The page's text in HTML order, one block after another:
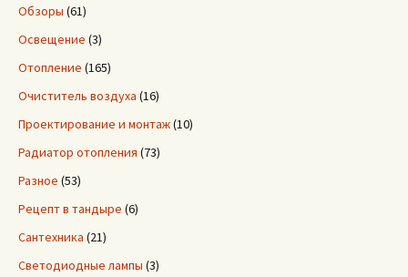
Обзоры (61)
Освещение (3)
Отопление (165)
Очиститель воздуха (16)
Проектирование и монтаж(10)
Радиатор отопления (73)
Разное (53)
Рецепт в тандыре (6)
Сантехника (21)
Светодиодные лампы (3)